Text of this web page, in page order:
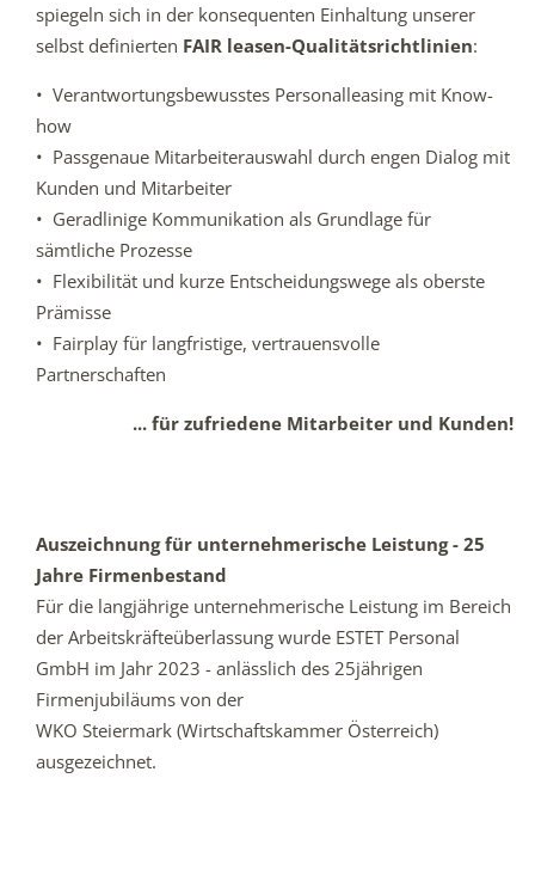
spiegeln sich in der konsequenten Einhaltung unserer
selbst definierten FAIR leasen-Qualitätsrichtlinien:
• Verantwortungsbewusstes Personalleasing mit Know-
how
• Passgenaue Mitarbeiterauswahl durch engen Dialog mit
Kunden und Mitarbeiter
• Geradlinige Kommunikation als Grundlage für
sämtliche Prozesse
• Flexibilität und kurze Entscheidungswege als oberste
Prämisse
• Fairplay für langfristige, vertrauensvolle
Partnerschaften
... für zufriedene Mitarbeiter und Kunden!
Auszeichnung für unternehmerische Leistung - 25
Jahre Firmenbestand
Für die langjährige unternehmerische Leistung im Bereich
der Arbeitskräfteüberlassung wurde ESTET Personal
GmbH im Jahr 2023 - anlässlich des 25jährigen
Firmenjubiläums von der
WKO Steiermark (Wirtschaftskammer Österreich)
ausgezeichnet.